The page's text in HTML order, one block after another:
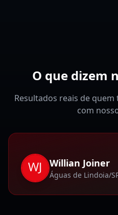
O que dizem
Resultados reais de
com
Willian Joiner
Águas de Lindoia/